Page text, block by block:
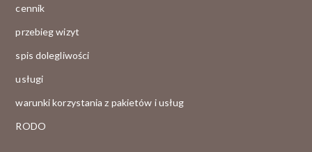
cennik
przebieg wizyt
spis dolegliwości
usługi
warunki korzystania z pakietów i usług
RODO